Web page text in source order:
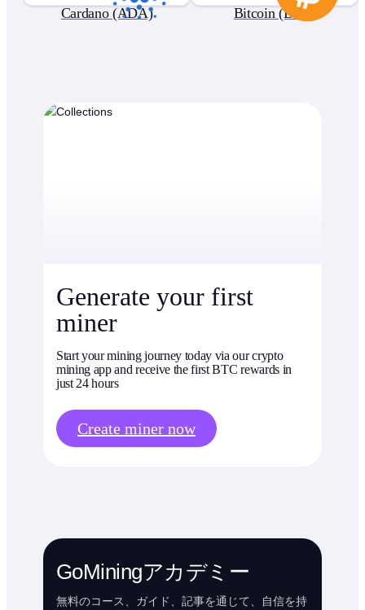
Cardano (ADA) Bitcoin (BTC)
Generate your first
miner
Start your mining journey today via our crypto
mining app and receive the first BTC rewards in
just 24 hours
Create miner now
GoMiningアカデミー
無料のコース、ガイド、記事を通じて、自信を持